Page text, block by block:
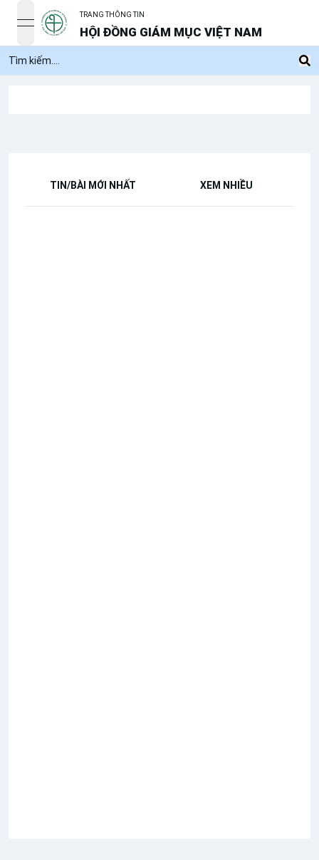
open navigation menu
TRANG THÔNG TIN
HỘI ĐỒNG GIÁM MỤC VIỆT NAM
TIN/BÀI MỚI NHẤT XEM NHIỀU